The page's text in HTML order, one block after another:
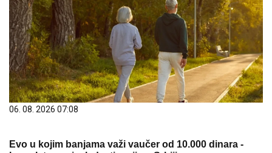
06. 08. 2026 07:08
Evo u kojim banjama važi vaučer od 10.000 dinara -